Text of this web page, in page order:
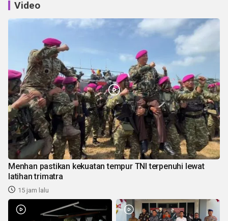
Video
Menhan pastikan kekuatan tempur TNI terpenuhi lewat
latihan trimatra
15 jam lalu